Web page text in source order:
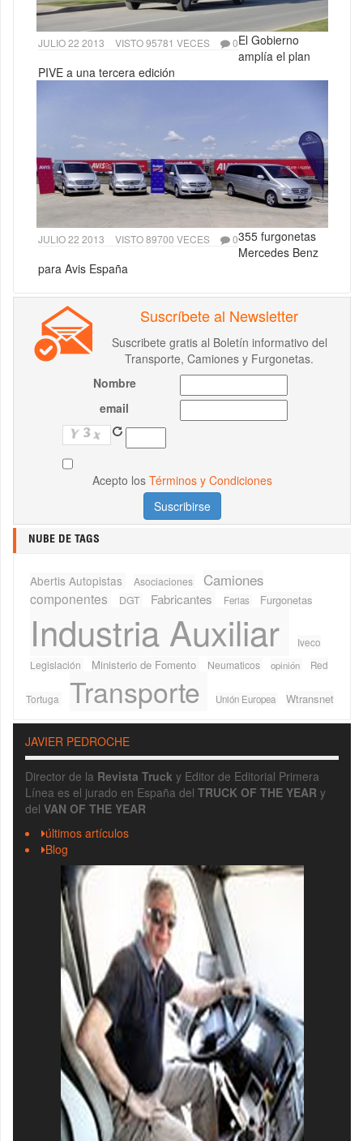
JULIO 22 2013 VISTO 95781 VECES 0El Gobierno
amplía el plan
PIVE a una tercera edición
JULIO 22 2013 VISTO 89700 VECES 0355 furgonetas
Mercedes Benz
para Avis España
Suscríbete al Newsletter
Suscribete gratis al Boletín informativo del
Transporte, Camiones y Furgonetas.
Nombre
email
Acepto los Términos y Condiciones
NUBE DE TAGS
Abertis Autopistas Asociaciones Camiones
componentes DGT Fabricantes Ferias Furgonetas
Industria Auxiliar
Iveco
Legislación
Ministerio de Fomento Neumaticos opinión Red
Tortuga Transporte Unión Europea Wtransnet
JAVIER PEDROCHE
Director de la Revista Truck y Editor de Editorial Primera
Línea es el jurado en España del TRUCK OF THE YEAR y
del VAN OF THE YEAR
últimos artículos
Blog